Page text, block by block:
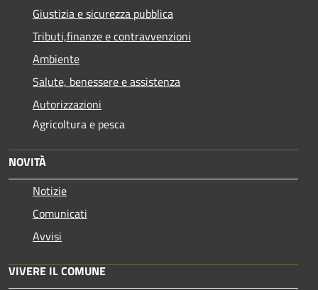
Giustizia e sicurezza pubblica
Tributi,finanze e contravvenzioni
Ambiente
Salute, benessere e assistenza
Autorizzazioni
Agricoltura e pesca
NOVITÀ
Notizie
Comunicati
Avvisi
VIVERE IL COMUNE